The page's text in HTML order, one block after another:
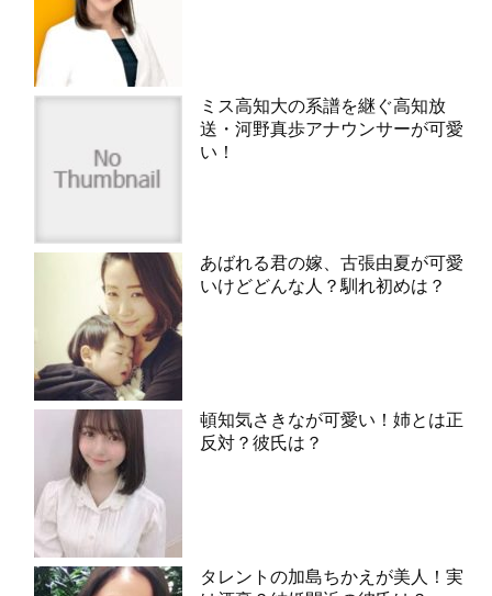
ミス高知大の系譜を継ぐ高知放
送・河野真歩アナウンサーが可愛
い！
あばれる君の嫁、古張由夏が可愛
いけどどんな人？馴れ初めは？
頓知気さきなが可愛い！姉とは正
反対？彼氏は？
タレントの加島ちかえが美人！実